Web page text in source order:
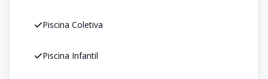
Piscina Coletiva
Piscina Infantil